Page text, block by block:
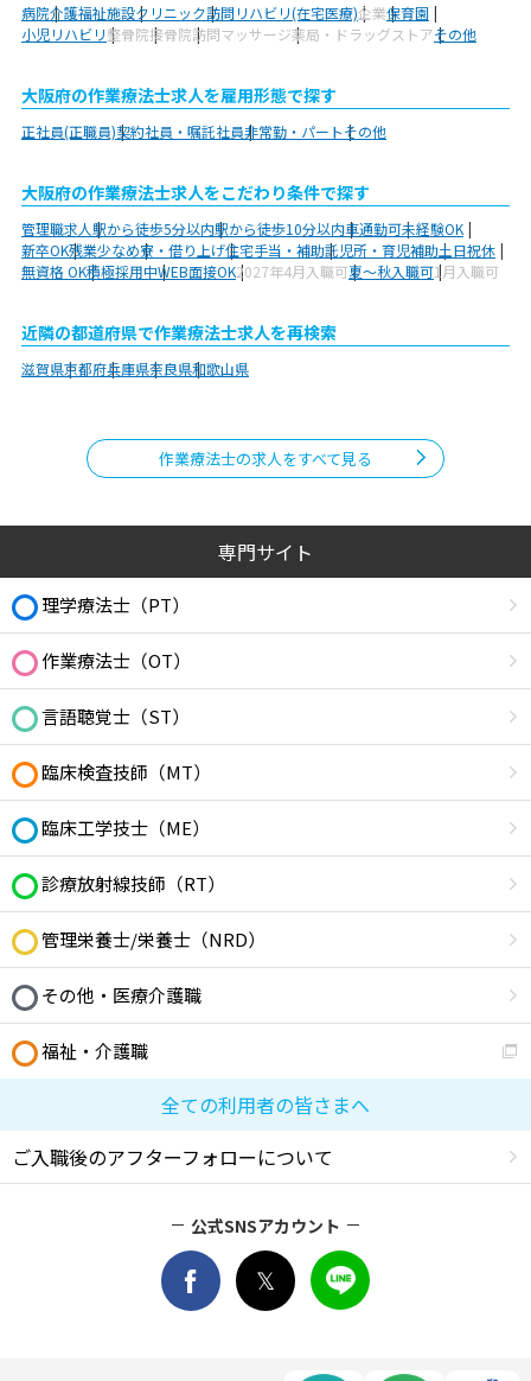
病院介護福祉施設クリニック訪問リハビリ(在宅医療)企業保育園
小児リハビリ整骨院接骨院訪問マッサージ薬局・ドラッグストアその他
大阪府の作業療法士求人を雇用形態で探す
正社員(正職員)契約社員・嘱託社員非常勤・パートその他
大阪府の作業療法士求人をこだわり条件で探す
管理職求人駅から徒歩5分以内駅から徒歩10分以内車通勤可未経験OK
新卒OK残業少なめ寮・借り上げ住宅手当・補助託児所・育児補助土日祝休
無資格 OK積極採用中WEB面接OK2027年4月入職可夏～秋入職可1月入職可
近隣の都道府県で作業療法士求人を再検索
滋賀県京都府兵庫県奈良県和歌山県
作業療法士の求人をすべて見る
専門サイト
理学療法士（PT）
作業療法士（OT）
言語聴覚士（ST）
臨床検査技師（MT）
臨床工学技士（ME）
診療放射線技師（RT）
管理栄養士/栄養士（NRD）
その他・医療介護職
福祉・介護職
全ての利用者の皆さまへ
ご入職後のアフターフォローについて
公式SNSアカウント